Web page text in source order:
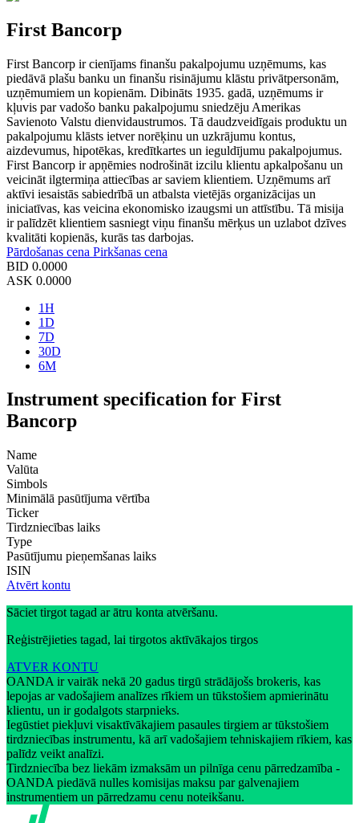
First Bancorp
First Bancorp ir cienījams finanšu pakalpojumu uzņēmums, kas
piedāvā plašu banku un finanšu risinājumu klāstu privātpersonām,
uzņēmumiem un kopienām. Dibināts 1935. gadā, uzņēmums ir
kļuvis par vadošo banku pakalpojumu sniedzēju Amerikas
Savienoto Valstu dienvidaustrumos. Tā daudzveidīgais produktu un
pakalpojumu klāsts ietver norēķinu un uzkrājumu kontus,
aizdevumus, hipotēkas, kredītkartes un ieguldījumu pakalpojumus.
First Bancorp ir apņēmies nodrošināt izcilu klientu apkalpošanu un
veicināt ilgtermiņa attiecības ar saviem klientiem. Uzņēmums arī
aktīvi iesaistās sabiedrībā un atbalsta vietējās organizācijas un
iniciatīvas, kas veicina ekonomisko izaugsmi un attīstību. Tā misija
ir palīdzēt klientiem sasniegt viņu finanšu mērķus un uzlabot dzīves
kvalitāti kopienās, kurās tas darbojas.
Pārdošanas cena Pirkšanas cena
BID 0.0000
ASK 0.0000
1H
1D
7D
30D
6M
Instrument specification for First
Bancorp
Name
Valūta
Simbols
Minimālā pasūtījuma vērtība
Ticker
Tirdzniecības laiks
Type
Pasūtījumu pieņemšanas laiks
ISIN
Atvērt kontu
Sāciet tirgot tagad ar ātru konta atvēršanu.
Reģistrējieties tagad, lai tirgotos aktīvākajos tirgos
ATVER KONTU
OANDA ir vairāk nekā 20 gadus tirgū strādājošs brokeris, kas
lepojas ar vadošajiem analīzes rīkiem un tūkstošiem apmierinātu
klientu, un ir godalgots starpnieks.
Iegūstiet piekļuvi visaktīvākajiem pasaules tirgiem ar tūkstošiem
tirdzniecības instrumentu, kā arī vadošajiem tehniskajiem rīkiem, kas
palīdz veikt analīzi.
Tirdzniecība bez liekām izmaksām un pilnīga cenu pārredzamība -
OANDA piedāvā nulles komisijas maksu par galvenajiem
instrumentiem un pārredzamu cenu noteikšanu.